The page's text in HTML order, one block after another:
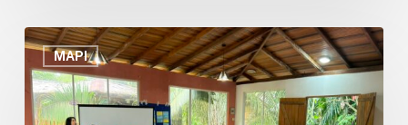
MAPI
Equador
fortalece
articulação
nacional